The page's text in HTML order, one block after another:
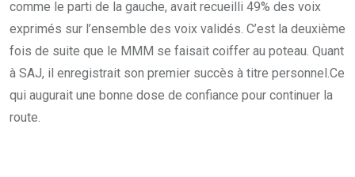
comme le parti de la gauche, avait recueilli 49% des voix
exprimés sur l’ensemble des voix validés. C’est la deuxième
fois de suite que le MMM se faisait coiffer au poteau. Quant
à SAJ, il enregistrait son premier succès à titre personnel.Ce
qui augurait une bonne dose de confiance pour continuer la
route.